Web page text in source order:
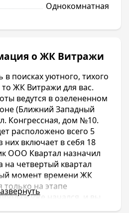
Однокомнатная
о ЖК Витражи
в поисках уютного, тихого
ЖК Витражи для вас.
ведутся в озелененном
(Ближний Западный
Конгрессная, дом №10.
расположено всего 5
них включает в себя 18
ООО Квартал назначил
на четвертый квартал
момент времени ЖК
только на этапе
уже начался, и вы